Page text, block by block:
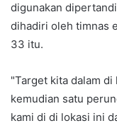
digunakan
dihadiri oleh timnas
33 itu.
"Target kita dalam di
kemudian satu
kami di di lokasi ini